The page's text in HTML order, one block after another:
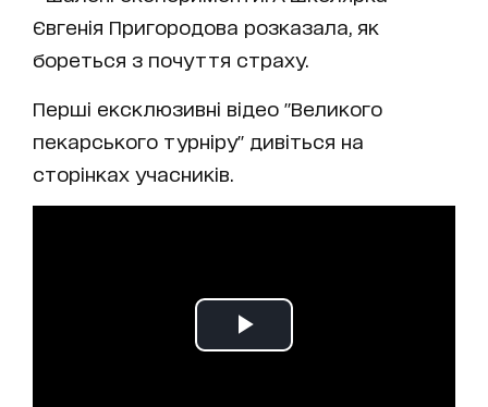
Євгенія Пригородова розказала, як
бореться з почуття страху.
Перші ексклюзивні відео "Великого
пекарського турніру" дивіться на
сторінках учасників.